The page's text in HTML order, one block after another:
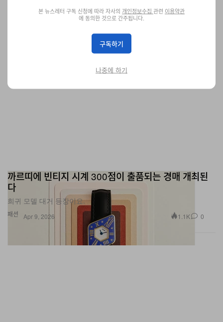
패션
까르띠에 빈티지 시계 300점이 출품되는 경매 개최된
다
희귀 모델 대거 등장이요.
Apr 9, 2026 1.1K 0
본 뉴스레터 구독 신청에 따라 자사의 개인정보수집 관련 이용약관
에 동의한 것으로 간주됩니다.
구독하기
나중에 하기